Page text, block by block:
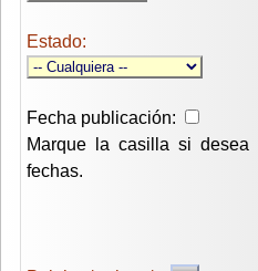
Estado:
Fecha publicación:
Marque la casilla si desea
fechas.